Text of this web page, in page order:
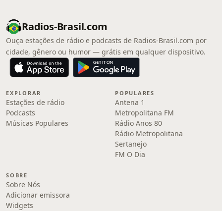
Radios-Brasil.com
Ouça estações de rádio e podcasts de Radios-Brasil.com por
cidade, gênero ou humor — grátis em qualquer dispositivo.
EXPLORAR
Estações de rádio
Podcasts
Músicas Populares
POPULARES
Antena 1
Metropolitana FM
Rádio Anos 80
Rádio Metropolitana
Sertanejo
FM O Dia
SOBRE
Sobre Nós
Adicionar emissora
Widgets